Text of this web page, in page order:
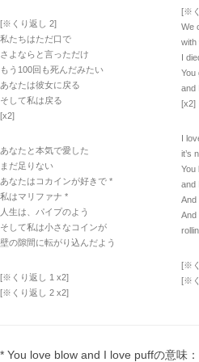
[※くり返し 2]
私たちはただ口で
さよならと言っただけ
もう100回も死んだみたい
あなたは彼女に戻る
そして私は戻る
[x2]
あなたと本気で愛した
まだ足りない
あなたはコカインが好きで *
私はマリファナ *
人生は、パイプのよう
そして私は小さなコインが
壁の隙間に転がり込んだよう
[※くり返し 1 x2]
[※くり返し 2 x2]
[※
We
with
I
You
and
[x2]
I
it’s
You
and
And
And
[※
[※
* You love blow and I love puffの意味